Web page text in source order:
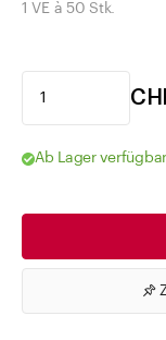
1 VE à 50 Stk.
Ab Lager verfügbar